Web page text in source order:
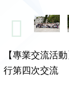
【專業交流活
行第四次交流